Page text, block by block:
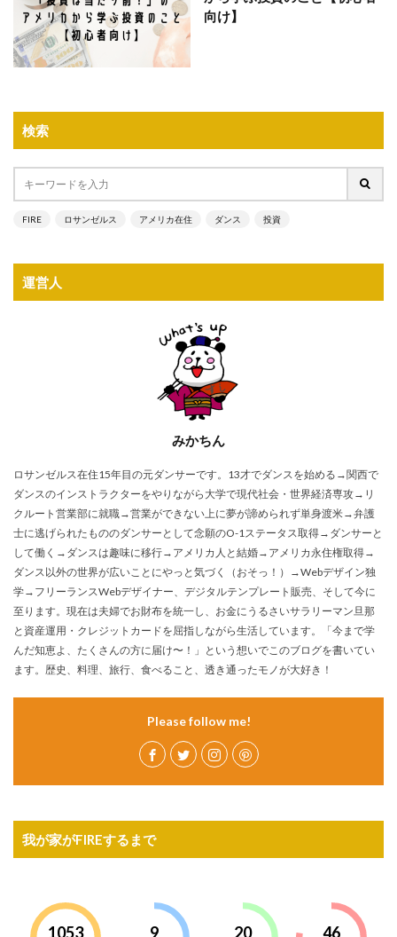
向け】
検索
FIRE ロサンゼルス アメリカ在住 ダンス 投資
運営人
みかちん
ロサンゼルス在住15年目の元ダンサーです。13才でダンスを始める→関西で
ダンスのインストラクターをやりながら大学で現代社会・世界経済専攻→リ
クルート営業部に就職→営業ができない上に夢が諦められず単身渡米→弁護
士に逃げられたもののダンサーとして念願のO-1ステータス取得→ダンサーと
して働く→ダンスは趣味に移行→アメリカ人と結婚→アメリカ永住権取得→
ダンス以外の世界が広いことにやっと気づく（おそっ！）→Webデザイン独
学→フリーランスWebデザイナー、デジタルテンプレート販売、そして今に
至ります。現在は夫婦でお財布を統一し、お金にうるさいサラリーマン旦那
と資産運用・クレジットカードを屈指しながら生活しています。「今まで学
んだ知恵よ、たくさんの方に届け〜！」という想いでこのブログを書いてい
ます。歴史、料理、旅行、食べること、透き通ったモノが大好き！
Please follow me!
我が家がFIREするまで
1053 9 20 44